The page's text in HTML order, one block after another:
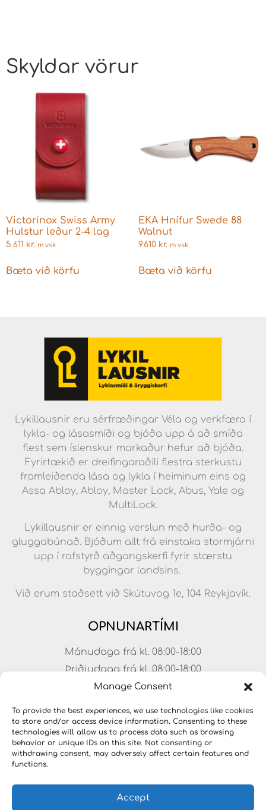
Manage Consent
To provide the best experiences, we use technologies like cookies
to store and/or access device information. Consenting to these
technologies will allow us to process data such as browsing
behavior or unique IDs on this site. Not consenting or
withdrawing consent, may adversely affect certain features and
functions.
Accept
Skyldar vörur
Victorinox Swiss Army
Hulstur leður 2-4 lag
5.611 kr. m vsk
Bæta við körfu
EKA Hnífur Swede 88
Walnut
9.610 kr. m vsk
Bæta við körfu
Lykillausnir eru sérfræðingar Véla og verkfæra í
lykla- og lásasmíði og bjóða upp á að smíða
flest sem íslenskur markaður hefur að bjóða.
Fyrirtækið er dreifingaraðili flestra sterkustu
framleiðenda lása og lykla í heiminum eins og
Assa Abloy, Abloy, Master Lock, Abus, Yale og
MultiLock.
Lykillausnir er einnig verslun með hurða- og
gluggabúnað. Bjóðum allt frá einstaka stormjárni
upp í rafstyrð aðgangskerfi fyrir stærstu
byggingar landsins.
Við erum staðsett við Skútuvog 1e, 104 Reykjavík.
OPNUNARTÍMI
Mánudaga frá kl. 08:00-18:00
Þriðjudaga frá kl. 08:00-18:00
Miðvikudaga frá kl. 08:00-18:00
Föstudaga frá kl. 08:00-17:00
Laugardagar frá kl. 11:00-15:00